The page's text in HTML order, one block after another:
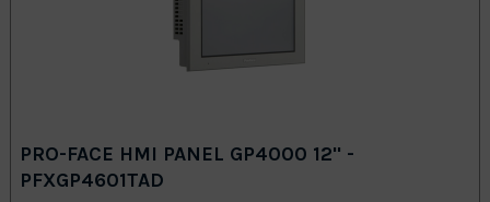
PRO-FACE HMI PANEL GP4000 12" -
PFXGP4601TAD